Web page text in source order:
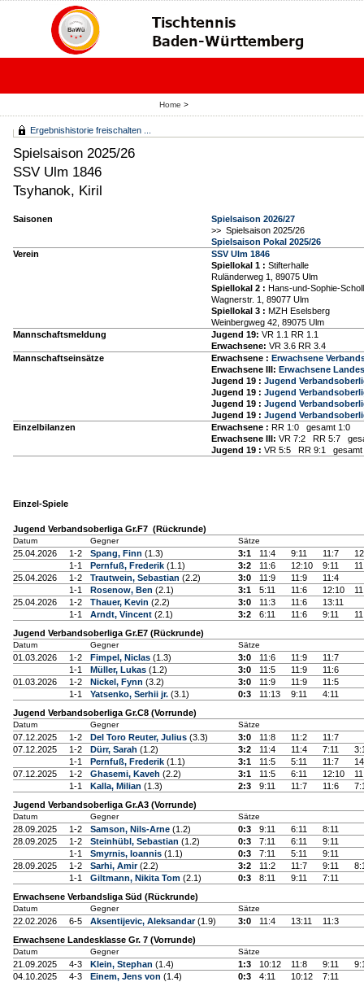
Home >
Ergebnishistorie freischalten ...
Spielsaison 2025/26
SSV Ulm 1846
Tsyhanok, Kiril
Saisonen
Spielsaison 2026/27
>> Spielsaison 2025/26
Spielsaison Pokal 2025/26
Verein
SSV Ulm 1846
Spiellokal 1 : Stifterhalle
Ruländerweg 1, 89075 Ulm
Spiellokal 2 : Hans-und-Sophie-
Wagnerstr. 1, 89077 Ulm
Spiellokal 3 : MZH Eselsberg
Weinbergweg 42, 89075 Ulm
Mannschaftsmeldung
Jugend 19: VR 1.1 RR 1.1
Erwachsene: VR 3.6 RR 3.4
Mannschaftseinsätze
Erwachsene : Erwachsene
Erwachsene III: Erwachsene
Jugend 19 : Jugend
Jugend 19 : Jugend
Jugend 19 : Jugend
Jugend 19 : Jugend
Einzelbilanzen
Erwachsene : RR 1:0 gesamt 1:0
Erwachsene III: VR 7:2 RR 5:7
Jugend 19 : VR 5:5 RR 9:1 gesamt
Einzel-Spiele
Jugend Verbandsoberliga Gr.F7 (Rückrunde)
Datum Gegner Sätze
25.04.2026 1-2 Spang, Finn (1.3) 3:1 11:4 9:11 11:7
1-1
Pernfuß, Frederik (1.1) 3:2 11:6 12:10 9:11
25.04.2026
1-2 Trautwein, Sebastian (2.2) 3:0 11:9 11:9
11:4
1-1
Rosenow, Ben (2.1) 3:1 5:11 11:6 12:10
25.04.2026
1-2 Thauer, Kevin (2.2) 3:0 11:3 11:6
13:11
1-1
Arndt, Vincent (2.1) 3:2 6:11 11:6 9:11
Jugend Verbandsoberliga Gr.E7 (Rückrunde)
Datum Gegner Sätze
01.03.2026 1-2 Fimpel, Niclas (1.3) 3:0 11:6 11:9
11:7
1-1
Müller, Lukas (1.2) 3:0 11:5 11:9
11:6
01.03.2026
1-2 Nickel, Fynn (3.2) 3:0 11:9 11:9
11:5
1-1
Yatsenko, Serhii jr. (3.1) 0:3 11:13 9:11
4:11
Jugend Verbandsoberliga Gr.C8 (Vorrunde)
Datum Gegner Sätze
07.12.2025 1-2 Del Toro Reuter, Julius (3.3) 3:0 11:8 11:2
11:7
07.12.2025
1-2 Dürr, Sarah (1.2) 3:2 11:4 11:4 7:11
1-1
Pernfuß, Frederik (1.1) 3:1 11:5 5:11 11:7
07.12.2025
1-2 Ghasemi, Kaveh (2.2) 3:1 11:5 6:11 12:10
1-1
Kalla, Milian (1.3) 2:3 9:11 11:7 11:6
Jugend Verbandsoberliga Gr.A3 (Vorrunde)
Datum Gegner Sätze
28.09.2025 1-2 Samson, Nils-Arne (1.2) 0:3 9:11 6:11
8:11
28.09.2025
1-2 Steinhübl, Sebastian (1.2) 0:3 7:11 6:11
9:11
1-1
Smyrnis, Ioannis (1.1) 0:3 7:11 5:11
9:11
28.09.2025
1-2 Sarhi, Amir(2.2) 3:2 11:2 11:7 9:11
1-1
Giltmann, Nikita Tom (2.1) 0:3 8:11 9:11
7:11
Erwachsene Verbandsliga Süd (Rückrunde)
Datum Gegner Sätze
22.02.2026 6-5 Aksentijevic, Aleksandar(1.9) 3:0 11:4 13:11
11:3
Erwachsene Landesklasse Gr. 7 (Vorrunde)
Datum Gegner Sätze
21.09.2025 4-3 Klein, Stephan (1.4) 1:3 10:12 11:8 9:11
04.10.2025
4-3 Einem, Jens von (1.4) 0:3 4:11 10:12
7:11